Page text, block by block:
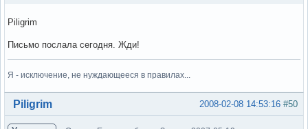
Piligrim
Письмо послала сегодня. Жди!
Я - исключение, не нуждающееся в правилах...
Вне форума #50
2008-02-08 14:53:16
Piligrim